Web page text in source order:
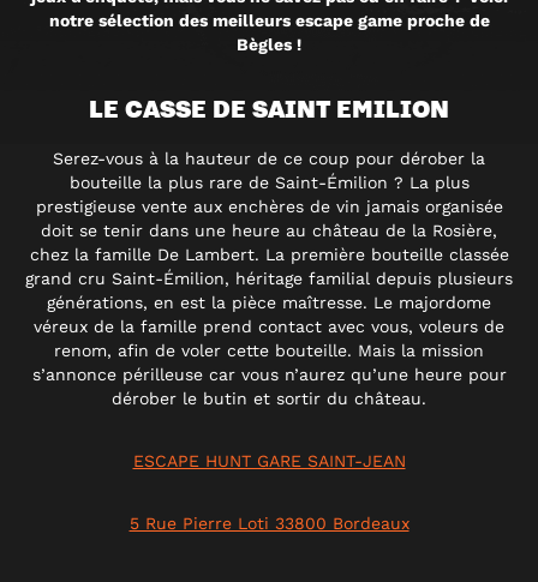
notre sélection des meilleurs escape game proche de
Bègles !
LE CASSE DE SAINT EMILION
Serez-vous à la hauteur de ce coup pour dérober la
bouteille la plus rare de Saint-Émilion ? La plus
prestigieuse vente aux enchères de vin jamais organisée
doit se tenir dans une heure au château de la Rosière,
chez la famille De Lambert. La première bouteille classée
grand cru Saint-Émilion, héritage familial depuis plusieurs
générations, en est la pièce maîtresse. Le majordome
véreux de la famille prend contact avec vous, voleurs de
renom, afin de voler cette bouteille. Mais la mission
s’annonce périlleuse car vous n’aurez qu’une heure pour
dérober le butin et sortir du château.
ESCAPE HUNT GARE SAINT-JEAN
5 Rue Pierre Loti 33800 Bordeaux